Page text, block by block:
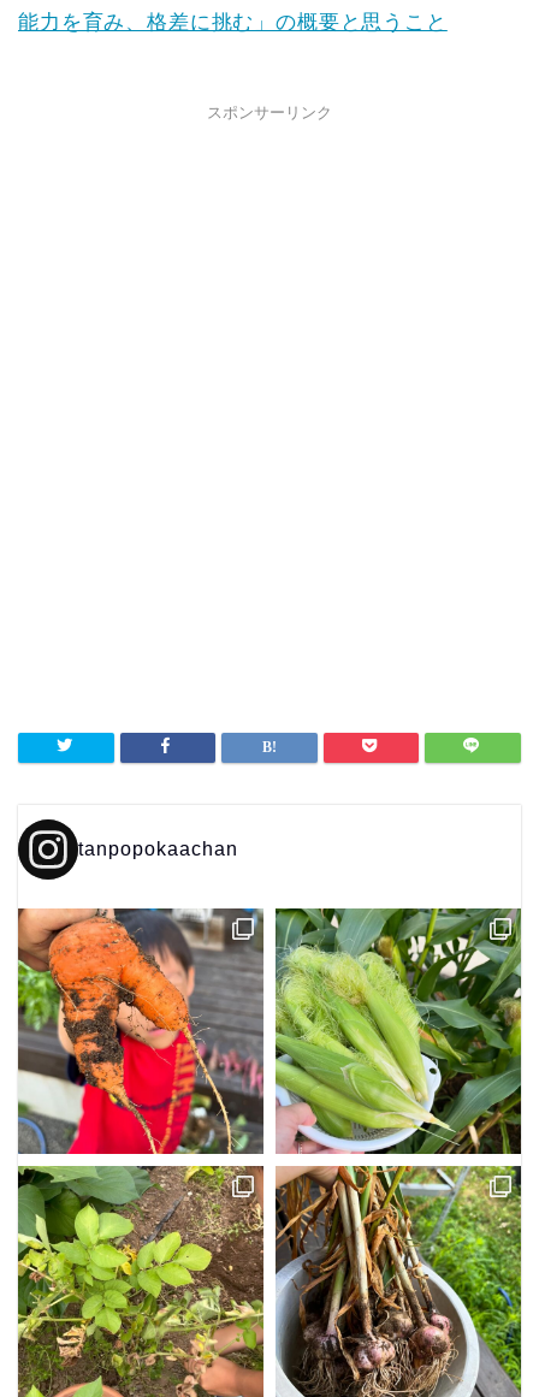
能力を育み、格差に挑む」の概要と思うこと
スポンサーリンク
tanpopokaachan